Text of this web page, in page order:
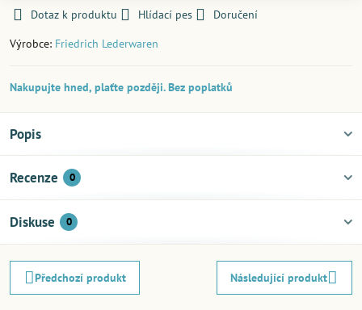
Dotaz k produktu Hlídací pes
Doručení
Výrobce: Friedrich Lederwaren
Nakupujte hned, plaťte později. Bez poplatků
Popis
Recenze 0
Diskuse 0
Předchozí produkt Následující produkt